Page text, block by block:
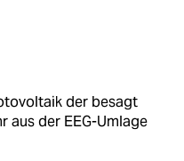
der besagt
aus der EEG-Umlage